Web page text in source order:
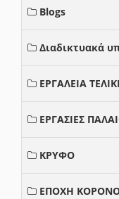
Blogs
Διαδικτυακά
ΕΡΓΑΛΕΙΑ
ΕΡΓΑΣΙΕΣ
ΚΡΥΦΟ
ΕΠΟΧΗ